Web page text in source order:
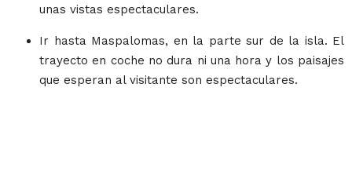
unas vistas espectaculares.
Ir hasta Maspalomas, en la parte sur de la isla. El
trayecto en coche no dura ni una hora y los paisajes
que esperan al visitante son espectaculares.